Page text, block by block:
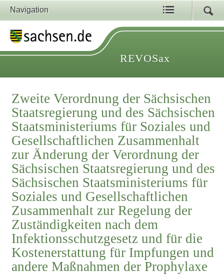
Navigation
REVOSax
Zweite Verordnung der Sächsischen
Staatsregierung und des Sächsischen
Staatsministeriums für Soziales und
Gesellschaftlichen Zusammenhalt
zur Änderung der Verordnung der
Sächsischen Staatsregierung und des
Sächsischen Staatsministeriums für
Soziales und Gesellschaftlichen
Zusammenhalt zur Regelung der
Zuständigkeiten nach dem
Infektionsschutzgesetz und für die
Kostenerstattung für Impfungen und
andere Maßnahmen der Prophylaxe